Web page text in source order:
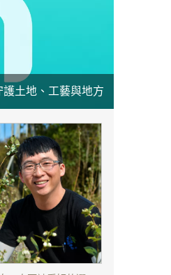
土地、工藝與地方
個故事，持續影響更